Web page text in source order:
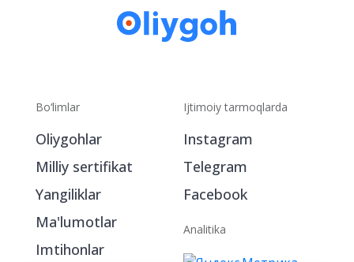
Bo‘limlar
Oliygohlar
Milliy sertifikat
Yangiliklar
Ma'lumotlar
Imtihonlar
Ijtimoiy tarmoqlarda
Instagram
Telegram
Facebook
Analitika